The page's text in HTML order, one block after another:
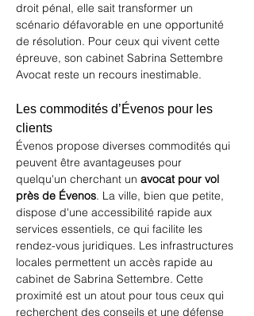
droit pénal, elle sait transformer un
scénario défavorable en une opportunité
de résolution. Pour ceux qui vivent cette
épreuve, son cabinet Sabrina Settembre
Avocat reste un recours inestimable.
Les commodités d’Évenos pour les
clients
Évenos propose diverses commodités qui
peuvent être avantageuses pour
quelqu'un cherchant un avocat pour vol
près de Évenos. La ville, bien que petite,
dispose d'une accessibilité rapide aux
services essentiels, ce qui facilite les
rendez-vous juridiques. Les infrastructures
locales permettent un accès rapide au
cabinet de Sabrina Settembre. Cette
proximité est un atout pour tous ceux qui
recherchent des conseils et une défense